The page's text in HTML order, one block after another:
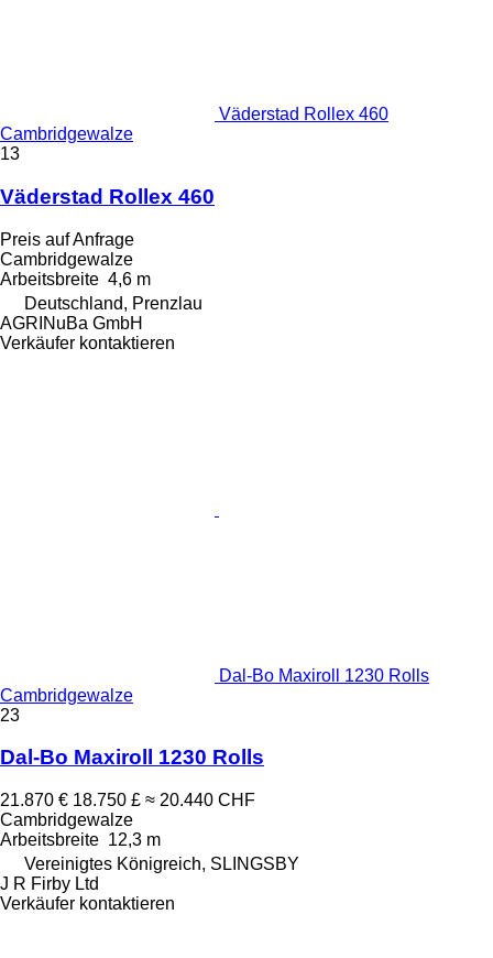
Väderstad Rollex 460
Cambridgewalze
13
Väderstad Rollex 460
Preis auf Anfrage
Cambridgewalze
Arbeitsbreite 4,6 m
Deutschland, Prenzlau
AGRINuBa GmbH
Verkäufer kontaktieren
Dal-Bo Maxiroll 1230 Rolls
Cambridgewalze
23
Dal-Bo Maxiroll 1230 Rolls
21.870 € 18.750 £ ≈ 20.440 CHF
Cambridgewalze
Arbeitsbreite 12,3 m
Vereinigtes Königreich, SLINGSBY
J R Firby Ltd
Verkäufer kontaktieren